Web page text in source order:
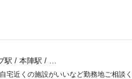
駅 / 本陣駅 /
近くの施設がいいなど勤務地ご相談